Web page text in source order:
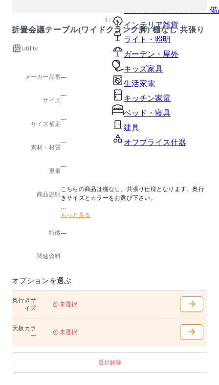
オフィスアクセサリー・
インテリア雑貨
ライト・照明
ガーデン・屋外
キッズ家具
生活家電
キッチン家電
ベッド・寝具
建具
オフプライス什器
1 / 2
折畳会議テーブル(ワイドクランク脚) 棚なし 共張り
Utility
メーカー品番---
サイズ
---
サイズ補足
---
素材・材質
---
重量
---
商品説明
こちらの商品は棚なし、共張り仕様となります。奥行
きサイズとカラーをお選び下さい。
◼️クランク脚
ルド、(IV)のフレームカラーはシルバーです。
ジになります。
※黒フレーム仕様は別途お見積りいたします。お気軽
にお問い合わせ下さい。
もっと見る
特徴---
関連資料
-
オプションを選ぶ
奥行きサ
イズ
未選択
天板カラ
ー
未選択
選択解除